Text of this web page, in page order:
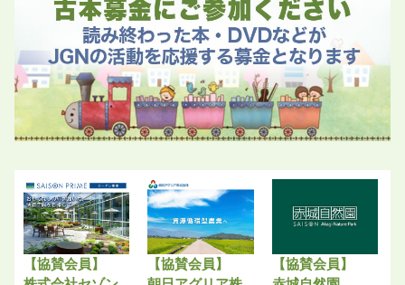
【協賛会員】
【協賛会員】
【協賛会員】